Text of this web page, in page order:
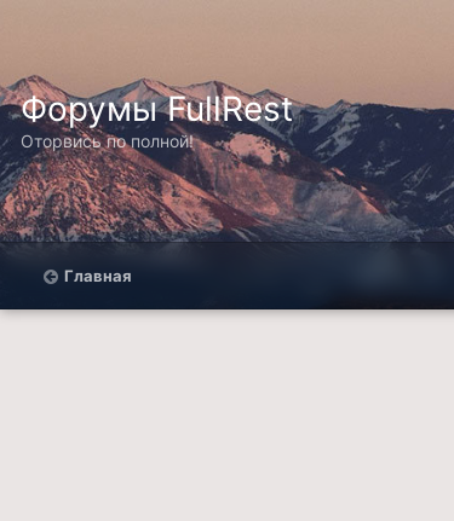
Форумы FullRest
Оторвись по полной!
Главная